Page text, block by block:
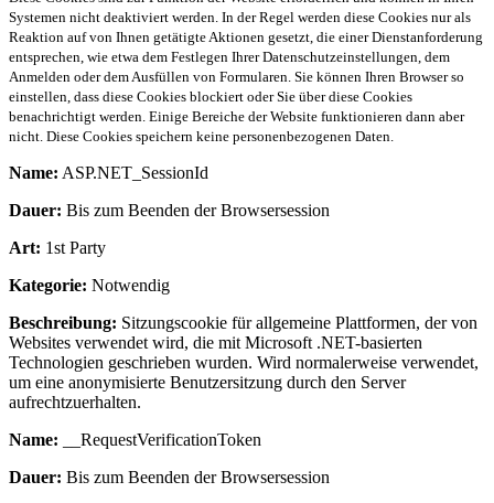
Systemen nicht deaktiviert werden. In der Regel werden diese Cookies nur als
Reaktion auf von Ihnen getätigte Aktionen gesetzt, die einer Dienstanforderung
entsprechen, wie etwa dem Festlegen Ihrer Datenschutzeinstellungen, dem
Anmelden oder dem Ausfüllen von Formularen. Sie können Ihren Browser so
einstellen, dass diese Cookies blockiert oder Sie über diese Cookies
benachrichtigt werden. Einige Bereiche der Website funktionieren dann aber
nicht. Diese Cookies speichern keine personenbezogenen Daten.
Name: ASP.NET_SessionId
Dauer: Bis zum Beenden der Browsersession
Art: 1st Party
Kategorie: Notwendig
Beschreibung: Sitzungscookie für allgemeine Plattformen, der von
Websites verwendet wird, die mit Microsoft .NET-basierten
Technologien geschrieben wurden. Wird normalerweise verwendet,
um eine anonymisierte Benutzersitzung durch den Server
aufrechtzuerhalten.
Name: __RequestVerificationToken
Dauer: Bis zum Beenden der Browsersession